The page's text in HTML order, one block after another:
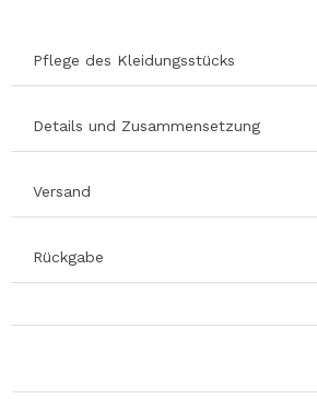
Pflege des Kleidungsstücks
Details und Zusammensetzung
Versand
Rückgabe